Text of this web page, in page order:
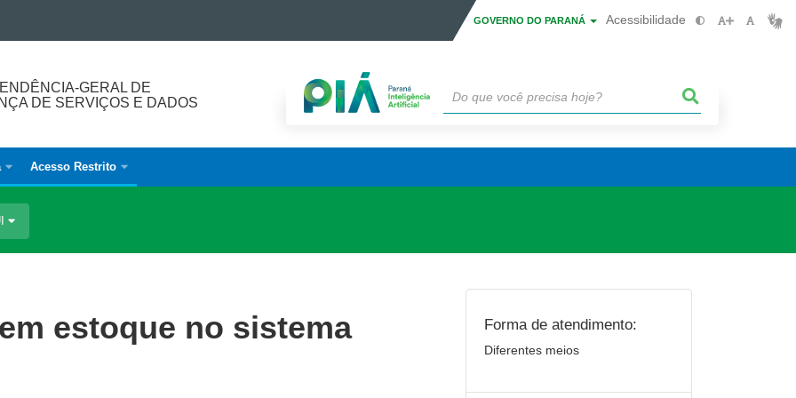
GOVERNO DO PARANÁ Acessibilidade
GERAL DE
DE SERVIÇOS E DADOS
Acesso Restrito
estoque no sistema
Forma de atendimento:
Diferentes meios